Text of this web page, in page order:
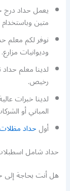
يعمل حداد
متين وباستخدام
نوفر لكم معلم
وديوانيات مزارع.
لدينا معلم
رخيص.
لدينا خبرات
المباني أو
أولحداد
حداد شامل
هل أنت بحاجة إلى